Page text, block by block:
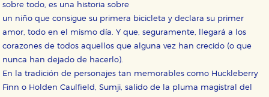
sobre todo, es una historia sobre
un niño que consigue su primera bicicleta y declara su primer
amor, todo en el mismo día. Y que, seguramente, llegará a los
corazones de todos aquellos que alguna vez han crecido (o que
nunca han dejado de hacerlo).
En la tradición de personajes tan memorables como Huckleberry
Finn o Holden Caulfield, Sumji, salido de la pluma magistral del